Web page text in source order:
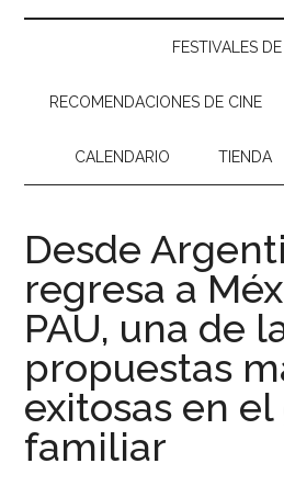
FESTIVALES
RECOMENDACIONES DE CINE
CALENDARIO TIENDA
Desde
regresa a
PAU, una de
propuestas
exitosas en
familiar